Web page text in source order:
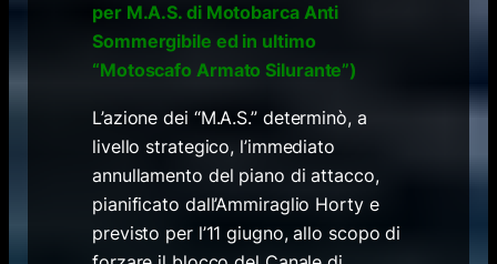
per M.A.S. di Motobarca Anti
Sommergibile ed in ultimo
“Motoscafo Armato Silurante”)
L’azione dei “M.A.S.” determinò, a
livello strategico, l’immediato
annullamento del piano di attacco,
pianificato dall’Ammiraglio Horty e
previsto per l’11 giugno, allo scopo di